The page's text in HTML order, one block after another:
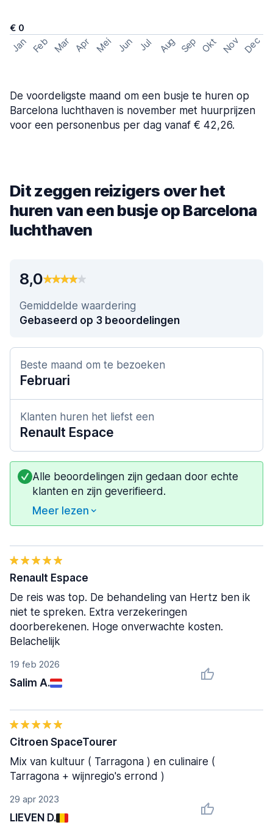
€ 0
Jan Feb Mar Apr Mei Jun Jul Aug Sep Okt Nov Dec
De voordeligste maand om een busje te huren op
Barcelona luchthaven is november met huurprijzen
voor een personenbus per dag vanaf € 42,26.
Dit zeggen reizigers over het
huren van een busje op Barcelona
luchthaven
8,0
Gemiddelde waardering
Gebaseerd op 3 beoordelingen
Beste maand om te bezoeken
Februari
Klanten huren het liefst een
Renault Espace
Alle beoordelingen zijn gedaan door echte
klanten en zijn geverifieerd.
Meer lezen
19 feb 2026
Salim A.
Renault Espace
De reis was top. De behandeling van Hertz ben ik
niet te spreken. Extra verzekeringen
doorberekenen. Hoge onverwachte kosten.
Belachelijk
29 apr 2023
LIEVEN D.
Citroen SpaceTourer
Mix van kultuur ( Tarragona ) en culinaire (
Tarragona + wijnregio's errond )